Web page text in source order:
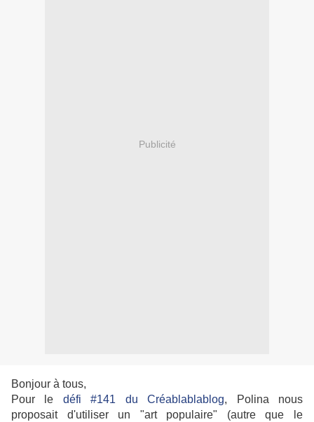
Publicité
Bonjour à tous,
Pour le défi #141 du Créablablablog, Polina nous
proposait d'utiliser un "art populaire" (autre que le